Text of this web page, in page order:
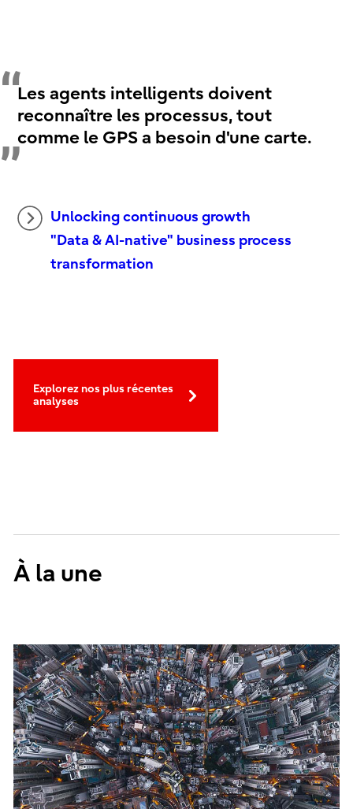
Les agents intelligents doivent
reconnaître les processus, tout
comme le GPS a besoin d'une carte.
Unlocking continuous growth
"Data & AI-native" business process
transformation
Explorez nos plus récentes
analyses
À la une